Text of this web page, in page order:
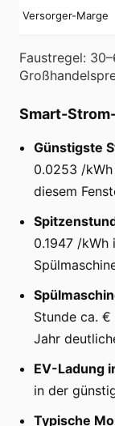
Versorger-Marge
Faustregel:
Smart-
Günstigste
0.0253 /
diesem
0.1947 /
Stunde ca.
Jahr
EV-Ladung
in der
Typische